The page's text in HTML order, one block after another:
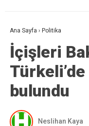
Ana Sayfa › Politika
İçişleri
bulundu
Neslihan Kaya